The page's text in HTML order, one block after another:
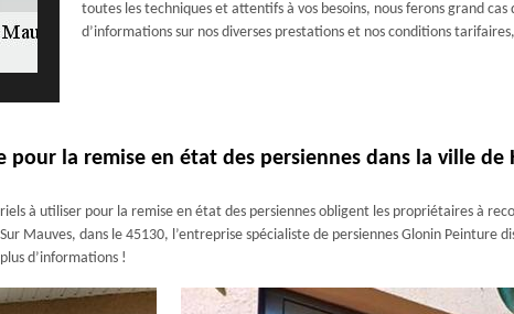
toutes les techniques et attentifs à vos besoins, nous ferons grand
d’informations sur nos diverses prestations et nos conditions
la remise en état des persiennes dans la ville de
à utiliser pour la remise en état des persiennes obligent les propriétaires à
Mauves, dans le 45130, l’entreprise spécialiste de persiennes Glonin Peinture
d’informations !